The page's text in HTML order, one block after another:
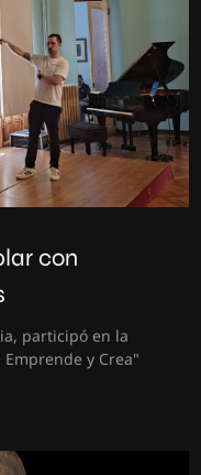
con
participó en la
y Crea"